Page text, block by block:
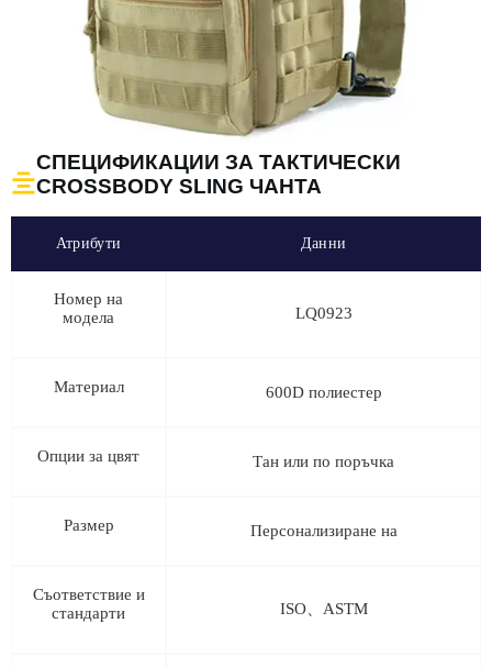
СПЕЦИФИКАЦИИ ЗА ТАКТИЧЕСКИ
CROSSBODY SLING ЧАНТА
Атрибути Данни
Номер на
модела
LQ0923
Материал 600D полиестер
Опции за цвят Тан или по поръчка
Размер Персонализиране на
Съответствие и
стандарти
ISO、ASTM